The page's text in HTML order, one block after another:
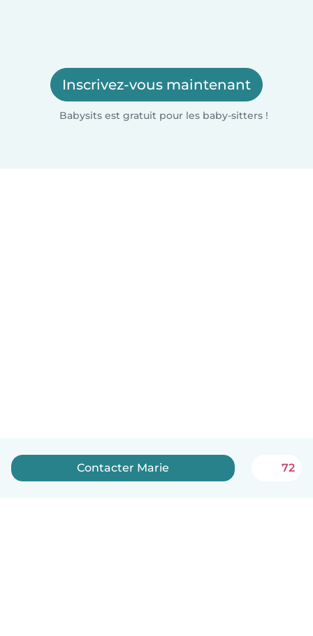
Inscrivez-vous maintenant
Babysits est gratuit pour les baby-sitters !
Contacter Marie 72